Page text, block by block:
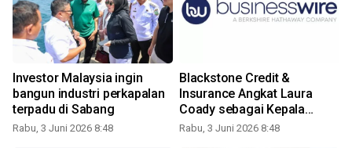
Investor Malaysia ingin
bangun industri perkapalan
terpadu di Sabang
Rabu, 3 Juni 2026 8:48
Blackstone Credit &
Insurance Angkat Laura
Coady sebagai Kepala
Global CLO dan Kepala
Rabu, 3 Juni 2026 8:48